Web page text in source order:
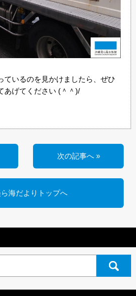
ているのを見かけましたら、ぜひ
あげてください (＾＾)/
次の記事へ »
ら海だよりトップへ